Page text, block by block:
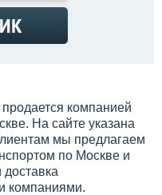
компанией
На сайте указана
мы предлагаем
по Москве и
компаниями.